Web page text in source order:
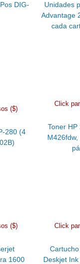
DIG-
Unidades
Advantage
cada
($)
280 (4
Click
Toner
($)
1600
Click
Deskjet